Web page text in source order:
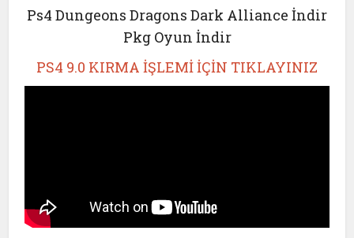
Ps4 Dungeons Dragons Dark Alliance İndir
Pkg Oyun İndir
PS4 9.0 KIRMA İŞLEMİ İÇİN TIKLAYINIZ